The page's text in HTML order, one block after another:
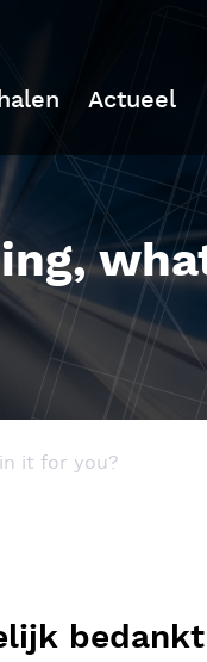
Actueel
it for you?